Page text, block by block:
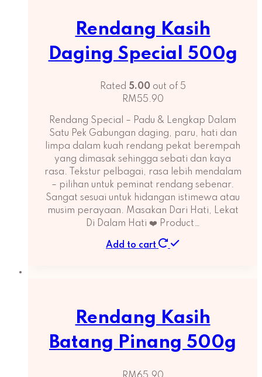
Rendang Kasih
Daging Special 500g
Rated 5.00out of 5
RM55.90
Rendang Special – Padu & Lengkap Dalam
Satu Pek Gabungan daging, paru, hati dan
limpa dalam kuah rendang pekat berempah
yang dimasak sehingga sebati dan kaya
rasa. Tekstur pelbagai, rasa lebih mendalam
– pilihan untuk peminat rendang sebenar.
Sangat sesuai untuk hidangan istimewa atau
musim perayaan. Masakan Dari Hati, Lekat
Di Dalam Hati ❤️ Product…
Add to cart
Rendang Kasih
Batang Pinang 500g